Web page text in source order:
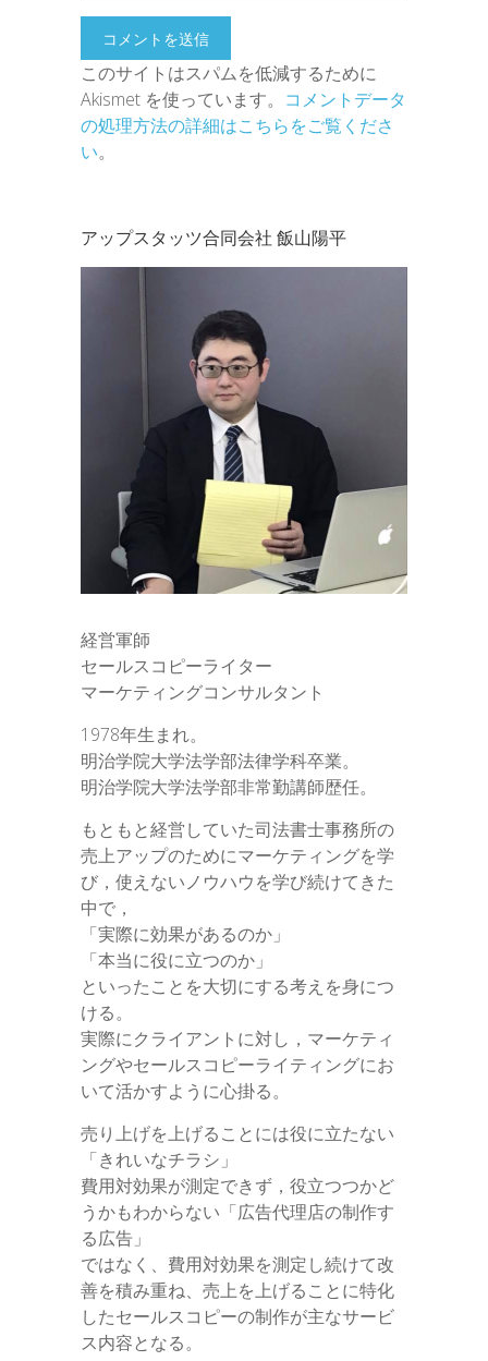
このサイトはスパムを低減するために
Akismet を使っています。 コメントデータ
の処理方法の詳細はこちらをご覧くださ
い。
アップスタッツ合同会社 飯山陽平
経営軍師
セールスコピーライター
マーケティングコンサルタント
1978年生まれ。
明治学院大学法学部法律学科卒業。
明治学院大学法学部非常勤講師歴任。
もともと経営していた司法書士事務所の
売上アップのためにマーケティングを学
び，使えないノウハウを学び続けてきた
中で，
「実際に効果があるのか」
「本当に役に立つのか」
といったことを大切にする考えを身につ
ける。
実際にクライアントに対し，マーケティ
ングやセールスコピーライティングにお
いて活かすように心掛る。
売り上げを上げることには役に立たない
「きれいなチラシ」
費用対効果が測定できず，役立つつかど
うかもわからない「広告代理店の制作す
る広告」
ではなく、費用対効果を測定し続けて改
善を積み重ね、売上を上げることに特化
したセールスコピーの制作が主なサービ
ス内容となる。